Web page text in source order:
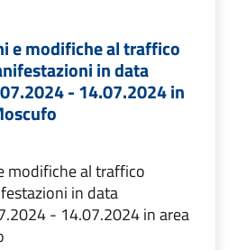
e modifiche al traffico
in data
- 14.07.2024 in
modifiche al traffico
in data
- 14.07.2024 in area